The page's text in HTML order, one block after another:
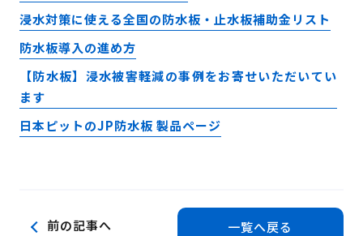
浸水対策に使える全国の防水板・止水板補助金リスト
防水板導入の進め方
【防水板】浸水被害軽減の事例をお寄せいただいてい
ます
日本ピットのJP防水板 製品ページ
前の記事へ 一覧へ戻る